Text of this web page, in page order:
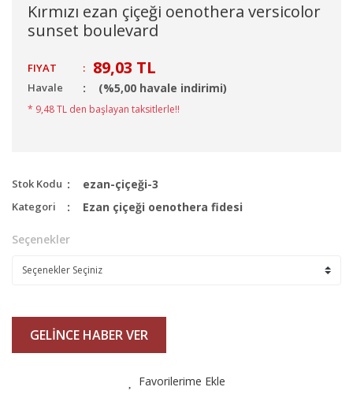
Kırmızı ezan çiçeği oenothera versicolor
sunset boulevard
FIYAT : 89,03 TL
Havale (%5,00 havale indirimi)
* 9,48 TL den başlayan taksitlerle!!
Stok Kodu ezan-çiçeği-3
Kategori Ezan çiçeği oenothera fidesi
Seçenekler
GELİNCE HABER VER
Favorilerime Ekle